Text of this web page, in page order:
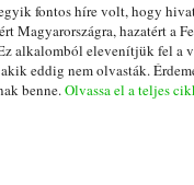
fontos híre volt, hogy
Magyarországra, hazatért a
alkalomból elevenítjük fel a
eddig nem olvasták.
benne.Olvassa el a teljes